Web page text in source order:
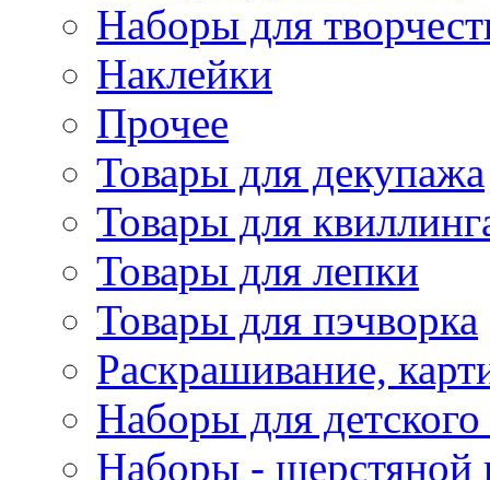
Наборы для
Наклейки
Прочее
Товары для декупажа
Товары для
Товары для лепки
Товары для пэчворка
Раскрашивание,
Наборы для
Наборы - шерстяной